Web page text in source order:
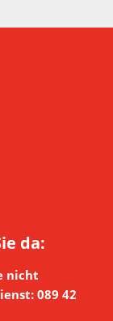
da:
nicht
089 42